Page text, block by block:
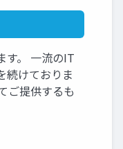
す。 一流のIT
続けておりま
ご提供するも